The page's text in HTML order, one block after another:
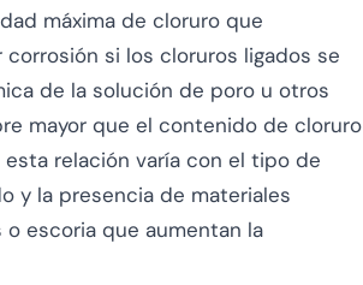
máxima de cloruro que
si los cloruros ligados se
de la solución de poro u otros
mayor que el contenido de cloruro
esta relación varía con el tipo de
y la presencia de materiales
escoria que aumentan la